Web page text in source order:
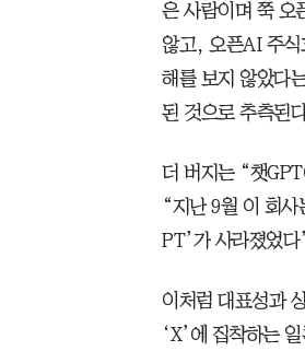
은 사람이며 쭉 오
않고, 오픈AI 주식
해를 보지 않았다
된 것으로 추측된
더 버지는 “챗
“지난 9월 이 회
PT’가 사라졌었
이처럼 대표성과
‘X’에 집착하는